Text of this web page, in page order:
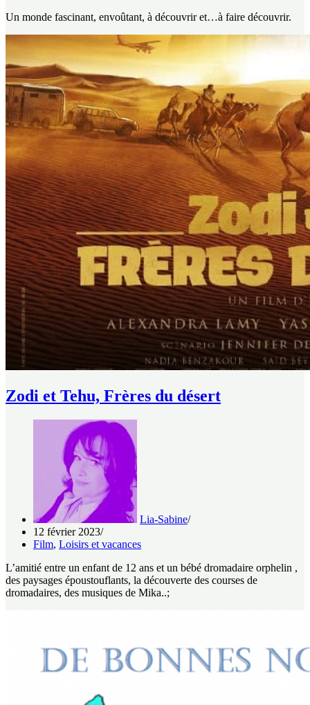
Un monde fascinant, envoûtant, à découvrir et…à faire découvrir.
Zodi et Tehu, Frères du désert
Lia-Sabine
12 février 2023
Film, Loisirs et vacances
L’amitié entre un enfant de 12 ans et un bébé dromadaire orphelin ,
des paysages époustouflants, la découverte des courses de
dromadaires, des musiques de Mika..;